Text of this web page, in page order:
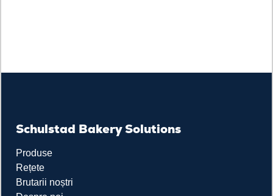
Schulstad Bakery Solutions
Produse
Rețete
Brutarii noștri